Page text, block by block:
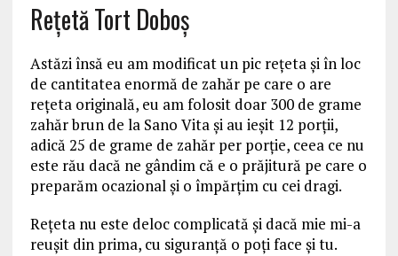
Rețetă Tort Doboş
Astăzi însă eu am modificat un pic rețeta și în loc
de cantitatea enormă de zahăr pe care o are
rețeta originală, eu am folosit doar 300 de grame
zahăr brun de la Sano Vita și au ieșit 12 porții,
adică 25 de grame de zahăr per porție, ceea ce nu
este rău dacă ne gândim că e o prăjitură pe care o
preparăm ocazional și o împărțim cu cei dragi.
Rețeta nu este deloc complicată și dacă mie mi-a
reușit din prima, cu siguranță o poți face și tu.